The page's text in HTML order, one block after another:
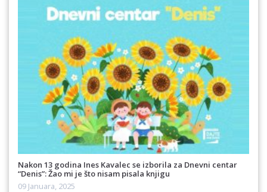
Nakon 13 godina Ines Kavalec se izborila za Dnevni centar
“Denis”: Žao mi je što nisam pisala knjigu
09 Januara, 2025